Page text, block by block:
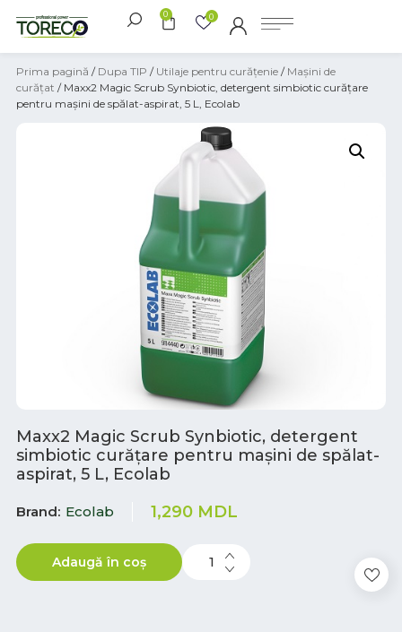
0 0
Prima pagină / Dupa TIP / Utilaje pentru curățenie / Mașini de
curățat / Maxx2 Magic Scrub Synbiotic, detergent simbiotic curățare
pentru mașini de spălat-aspirat, 5 L, Ecolab
Maxx2 Magic Scrub Synbiotic, detergent
simbiotic curățare pentru mașini de spălat-
aspirat, 5 L, Ecolab
Brand Ecolab 1,290 MDL
Adaugă în coș